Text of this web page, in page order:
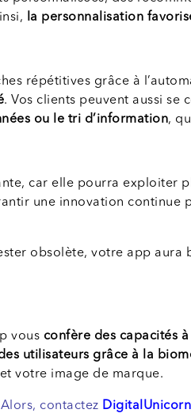
la personnalisation
répétitives grâce à
. Vos clients peuvent aussi se
ou le tri d’information,
car elle pourra exploiter
une innovation continue
obsolète, votre app aura
vous confère des capacités
utilisateurs grâce à la
votre image de marque.
Alors, contactez DigitalUnicorn